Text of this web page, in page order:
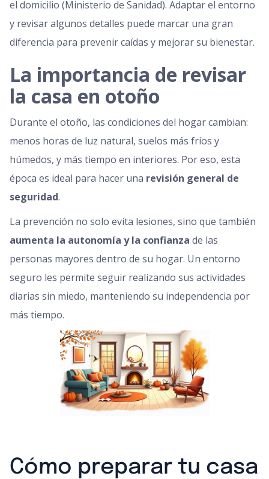
el domicilio (Ministerio de Sanidad). Adaptar el entorno
y revisar algunos detalles puede marcar una gran
diferencia para prevenir caídas y mejorar su bienestar.
La importancia de revisar
la casa en otoño
Durante el otoño, las condiciones del hogar cambian:
menos horas de luz natural, suelos más fríos y
húmedos, y más tiempo en interiores. Por eso, esta
época es ideal para hacer una revisión general de
seguridad.
La prevención no solo evita lesiones, sino que también
aumenta la autonomía y la confianza de las
personas mayores dentro de su hogar. Un entorno
seguro les permite seguir realizando sus actividades
diarias sin miedo, manteniendo su independencia por
más tiempo.
Cómo preparar tu casa